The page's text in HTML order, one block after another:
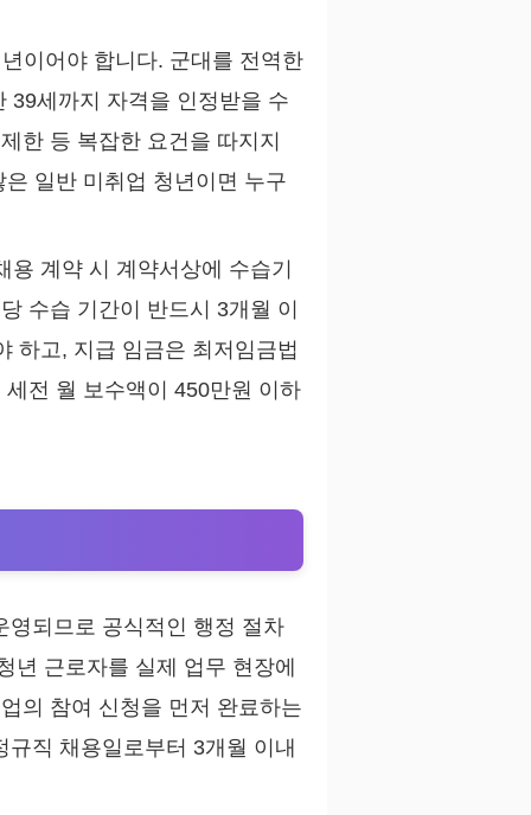
이어야 합니다. 군대를 전역한
39세까지 자격을 인정받을 수
한 등 복잡한 요건을 따지지
일반 미취업 청년이면 누구
계약 시 계약서상에 수습기
수습 기간이 반드시 3개월 이
하고, 지급 임금은 최저임금법
전 월 보수액이 450만원 이하
영되므로 공식적인 행정 절차
근로자를 실제 업무 현장에
의 참여 신청을 먼저 완료하는
직 채용일로부터 3개월 이내